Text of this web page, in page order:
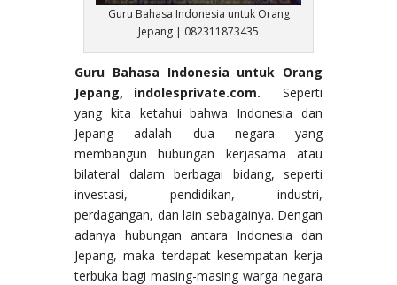
Guru Bahasa Indonesia untuk Orang
Jepang | 082311873435
Guru Bahasa Indonesia untuk Orang
Jepang, indolesprivate.com. Seperti
yang kita ketahui bahwa Indonesia dan
Jepang adalah dua negara yang
membangun hubungan kerjasama atau
bilateral dalam berbagai bidang, seperti
investasi, pendidikan, industri,
perdagangan, dan lain sebagainya. Dengan
adanya hubungan antara Indonesia dan
Jepang, maka terdapat kesempatan kerja
terbuka bagi masing-masing warga negara